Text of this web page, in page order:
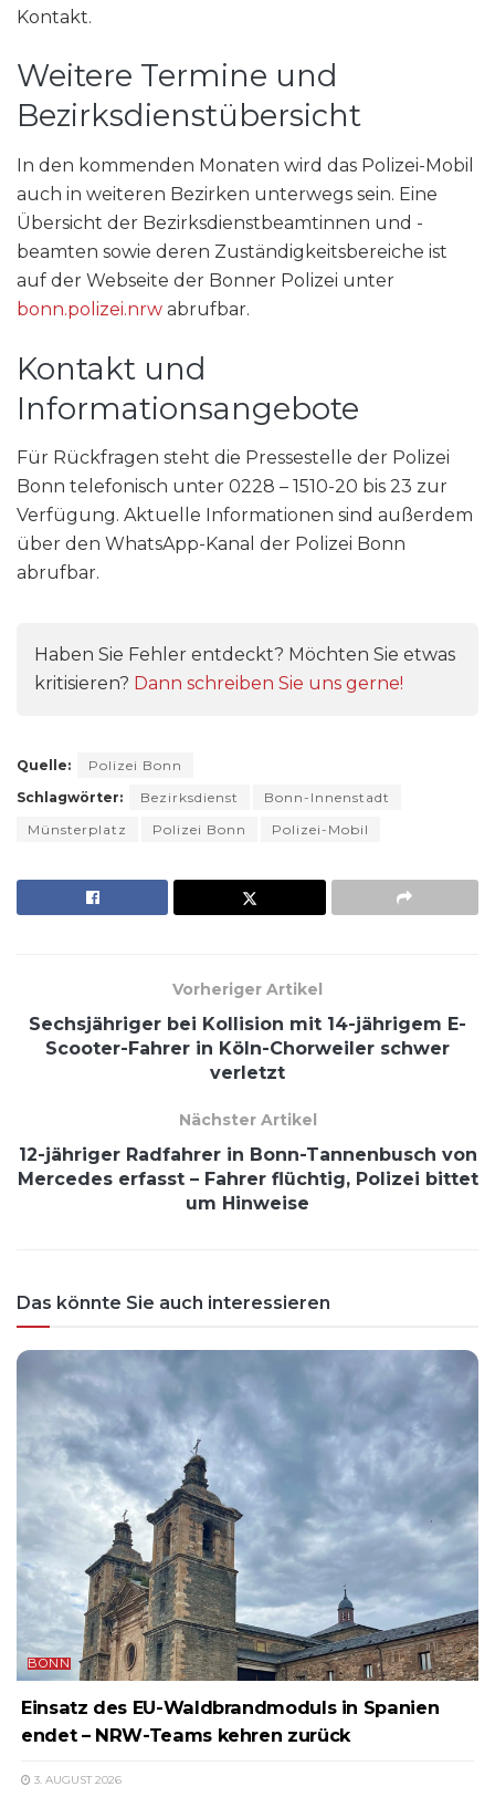
Kontakt.
Weitere Termine und
Bezirksdienstübersicht
In den kommenden Monaten wird das Polizei-Mobil
auch in weiteren Bezirken unterwegs sein. Eine
Übersicht der Bezirksdienstbeamtinnen und -
beamten sowie deren Zuständigkeitsbereiche ist
auf der Webseite der Bonner Polizei unter
bonn.polizei.nrw abrufbar.
Kontakt und
Informationsangebote
Für Rückfragen steht die Pressestelle der Polizei
Bonn telefonisch unter 0228 – 1510-20 bis 23 zur
Verfügung. Aktuelle Informationen sind außerdem
über den WhatsApp-Kanal der Polizei Bonn
abrufbar.
Haben Sie Fehler entdeckt? Möchten Sie etwas
kritisieren? Dann schreiben Sie uns gerne!
Quelle:
Polizei Bonn
Schlagwörter:
Bezirksdienst
Bonn-Innenstadt
Münsterplatz
Polizei Bonn Polizei-Mobil
Vorheriger Artikel
Sechsjähriger bei Kollision mit 14-jährigem E-
Scooter-Fahrer in Köln-Chorweiler schwer
verletzt
Nächster Artikel
12-jähriger Radfahrer in Bonn-Tannenbusch von
Mercedes erfasst – Fahrer flüchtig, Polizei bittet
um Hinweise
Das könnte Sie auch interessieren
BONN
Einsatz des EU-Waldbrandmoduls in Spanien
endet – NRW-Teams kehren zurück
3. AUGUST 2026